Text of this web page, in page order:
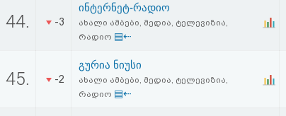
სალიცენზიო
44. -3
ინტერნეტ-რადიო
ახალი ამბები, მედია, ტელევიზია,
რადიო ▤⇠
45. -2
გურია ნიუსი
ახალი ამბები, მედია, ტელევიზია,
რადიო ▤⇠